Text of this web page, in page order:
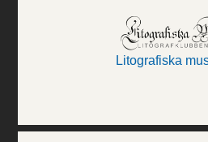
Litografiska